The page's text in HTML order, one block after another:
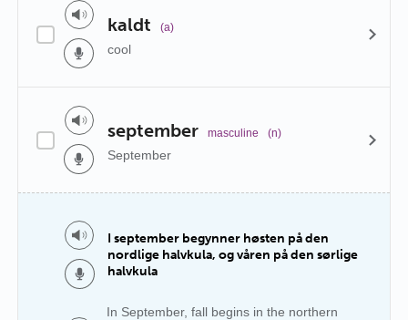
kaldt (a)
cool
september masculine (n)
September
I september begynner høsten på den
nordlige halvkula, og våren på den sørlige
halvkula
In September, fall begins in the northern